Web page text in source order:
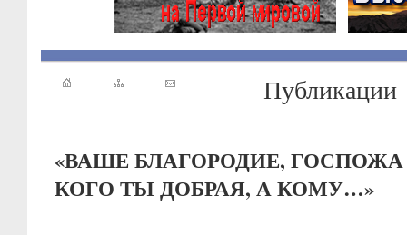
Публикации
«ВАШЕ БЛАГОРОДИЕ,
КОГО ТЫ ДОБРАЯ, А КОМУ…»